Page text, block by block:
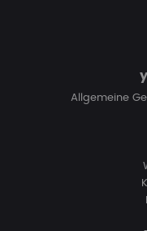
Allgemeine